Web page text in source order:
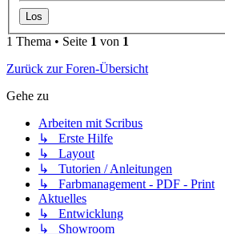
1 Thema • Seite 1 von 1
Zurück zur Foren-Übersicht
Gehe zu
Arbeiten mit Scribus
↳ Erste Hilfe
↳ Layout
↳ Tutorien / Anleitungen
↳ Farbmanagement - PDF - Print
Aktuelles
↳ Entwicklung
↳ Showroom